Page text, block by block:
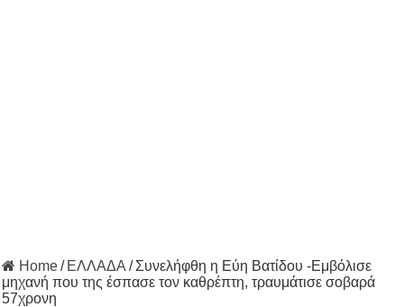
Home/ ΕΛΛΑΔΑ / Συνελήφθη η Εύη Βατίδου -Εμβόλισε
μηχανή που της έσπασε τον καθρέπτη, τραυμάτισε σοβαρά
57χρονη